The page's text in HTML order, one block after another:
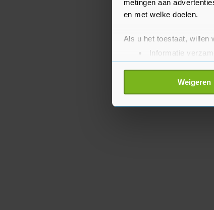
metingen aan
en met welke doelen.
Als u het toestaat, willen
Informatie
Uw apparaat
Lees meer over hoe uw
toestemming op elk
Weigeren